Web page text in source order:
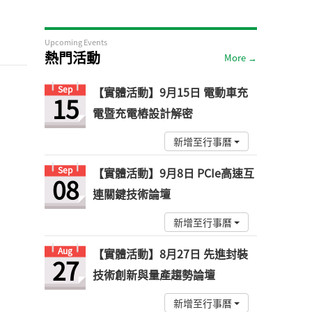
Upcoming Events
熱門活動 More →
Sep
15
【實體活動】9月15日 電動車充
電暨充電樁設計解密
新增至行事曆
Sep
08
【實體活動】9月8日 PCIe高速互
連關鍵技術論壇
新增至行事曆
Aug
27
【實體活動】8月27日 先進封裝
技術創新與量產趨勢論壇
新增至行事曆